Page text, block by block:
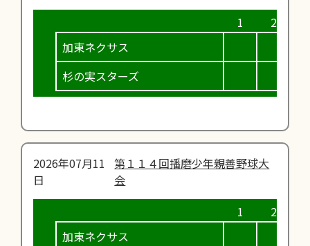
加東ネクサス
杉の実スターズ
2026年07月11
日
第１１４回播磨少年親善野球大
会
加東ネクサス